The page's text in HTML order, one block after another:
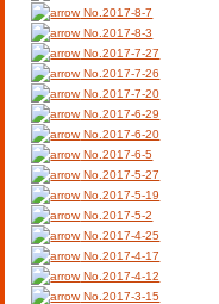
No.2017-8-7
No.2017-8-3
No.2017-7-27
No.2017-7-26
No.2017-7-20
No.2017-6-29
No.2017-6-20
No.2017-6-5
No.2017-5-27
No.2017-5-19
No.2017-5-2
No.2017-4-25
No.2017-4-17
No.2017-4-12
No.2017-3-15